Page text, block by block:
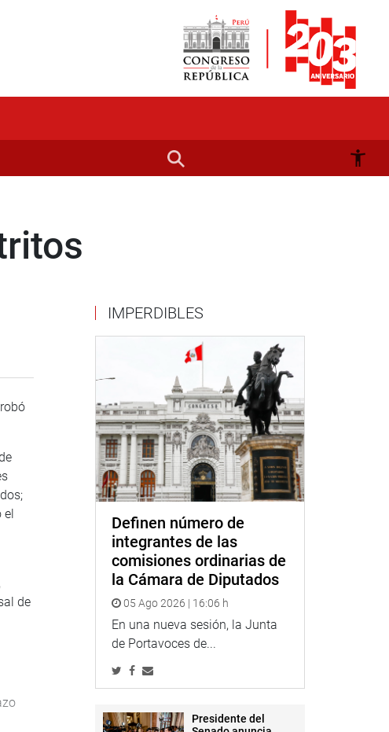
el
de
IMPERDIBLES
Definen número de
integrantes de las
comisiones ordinarias de
la Cámara de Diputados
05 Ago 2026 | 16:06 h
En una nueva sesión, la Junta
de Portavoces de...
Presidente del